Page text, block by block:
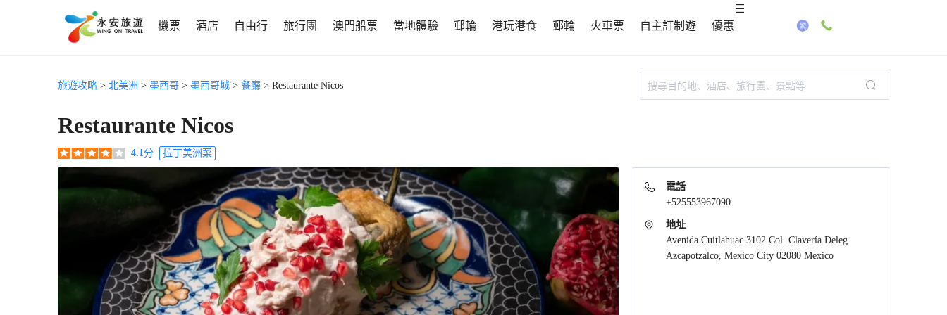
機票 酒店 自由行 旅行團 澳門船票 當地體驗 郵輪 港玩港食 郵輪 火車票 自主訂制遊 優惠
旅遊攻略 > 北美洲 > 墨西哥 > 墨西哥城 > 餐廳 > Restaurante Nicos
Restaurante Nicos
4.1分 拉丁美洲菜
電話
+525553967090
地址
Avenida Cuitlahuac 3102 Col. Clavería Deleg.
Azcapotzalco, Mexico City 02080 Mexico